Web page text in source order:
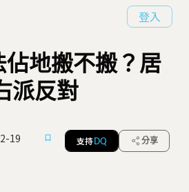
登入
佔地搬不搬？居
派反對
19 支持 DQ 分享